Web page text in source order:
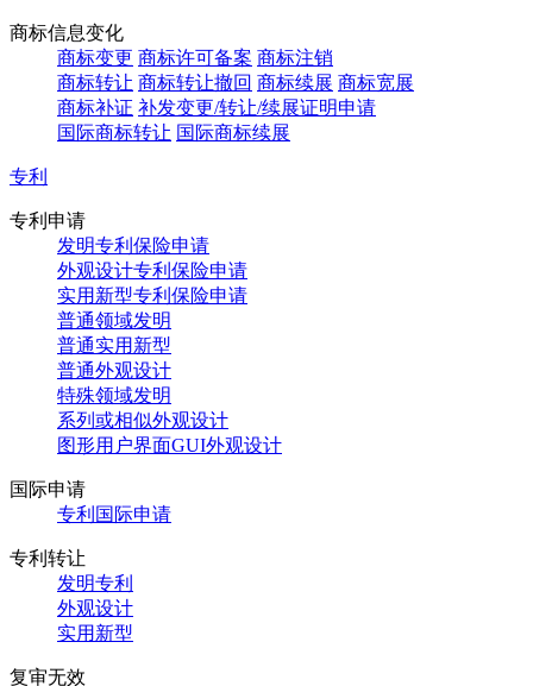
商标信息变化
商标变更 商标许可备案 商标注销
商标转让 商标转让撤回 商标续展 商标宽展
商标补证 补发变更/转让/续展证明申请
国际商标转让 国际商标续展
专利
专利申请
发明专利保险申请
外观设计专利保险申请
实用新型专利保险申请
普通领域发明
普通实用新型
普通外观设计
特殊领域发明
系列或相似外观设计
图形用户界面GUI外观设计
国际申请
专利国际申请
专利转让
发明专利
外观设计
实用新型
复审无效